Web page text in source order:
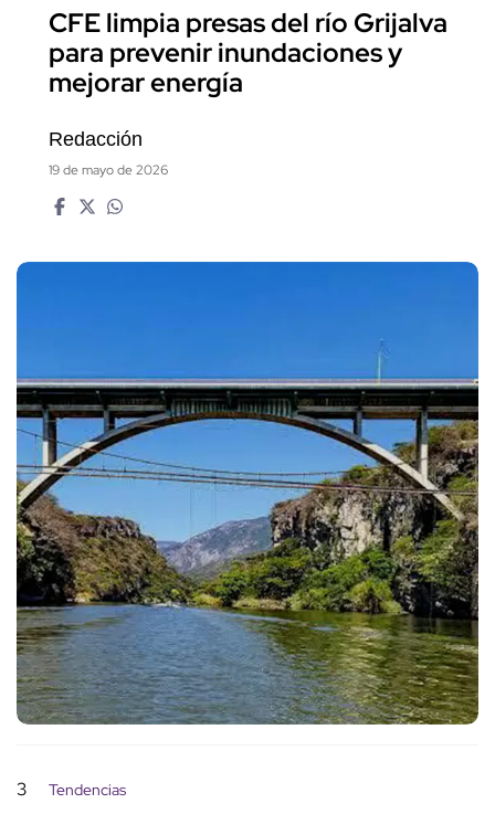
CFE limpia presas del río Grijalva
para prevenir inundaciones y
mejorar energía
Redacción
19 de mayo de 2026
3 Tendencias